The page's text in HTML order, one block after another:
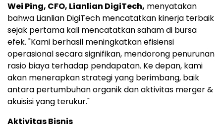
Wei Ping, CFO, Lianlian DigiTech, menyatakan
bahwa Lianlian DigiTech mencatatkan kinerja terbaik
sejak pertama kali mencatatkan saham di bursa
efek. "Kami berhasil meningkatkan efisiensi
operasional secara signifikan, mendorong penurunan
rasio biaya terhadap pendapatan. Ke depan, kami
akan menerapkan strategi yang berimbang, baik
antara pertumbuhan organik dan aktivitas merger &
akuisisi yang terukur."
Aktivitas Bisnis